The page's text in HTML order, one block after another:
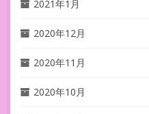
2021年1月
2020年12月
2020年11月
2020年10月